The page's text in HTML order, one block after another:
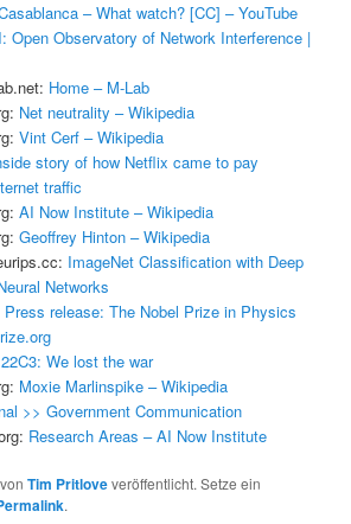
– What watch? [CC] – YouTube
Open Observatory of Network Interference |
Home – M-Lab
Net neutrality – Wikipedia
Vint Cerf – Wikipedia
story of how Netflix came to pay
traffic
AI Now Institute – Wikipedia
Geoffrey Hinton – Wikipedia
ImageNet Classification with Deep
Networks
Press release: The Nobel Prize in Physics
22C3: We lost the war
Moxie Marlinspike – Wikipedia
>> Government Communication
Research Areas – AI Now Institute
vonTim Pritloveveröffentlicht. Setze ein
.